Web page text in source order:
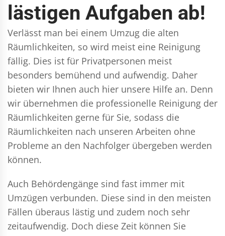
lästigen Aufgaben ab!
Verlässt man bei einem Umzug die alten
Räumlichkeiten, so wird meist eine Reinigung
fällig. Dies ist für Privatpersonen meist
besonders bemühend und aufwendig. Daher
bieten wir Ihnen auch hier unsere Hilfe an. Denn
wir übernehmen die professionelle Reinigung der
Räumlichkeiten gerne für Sie, sodass die
Räumlichkeiten nach unseren Arbeiten ohne
Probleme an den Nachfolger übergeben werden
können.
Auch Behördengänge sind fast immer mit
Umzügen verbunden. Diese sind in den meisten
Fällen überaus lästig und zudem noch sehr
zeitaufwendig. Doch diese Zeit können Sie